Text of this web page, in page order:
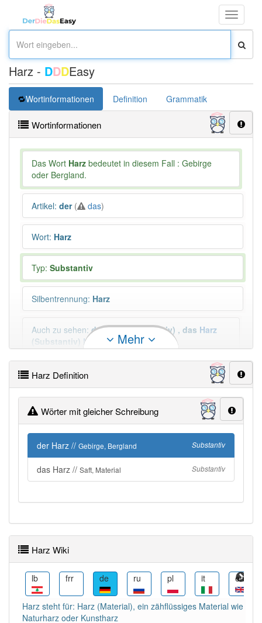
Toggle
Harz - DDDEasy
Wortinformationen Definition Grammatik
Wortinformationen
Das Wort Harz bedeutet in diesem Fall : Gebirge
oder Bergland.
Artikel: der ( das)
Wort: Harz
Typ: Substantiv
Silbentrennung: Harz
Auch zu sehen: derHarz(Substantiv) , das Harz
(Substantiv) Mehr
Plural :die Harze, —
Duden geprüft: Harz Duden
PowerIndex:2
Häufigkeit: 4 von 10
Wörter mit Endung-harz: 1
Artikel: 23
84% unserer Spielapp-Nutzer haben den Artikel
Mehr
Harz Definition
Wörter mit gleicher Schreibung
der Harz // Gebirge, Bergland Substantiv
das Harz // Saft, Material Substantiv
Harz Wiki
lb frr de ru pl it en
Harz steht für: Harz (Material), ein zähflüssiges Material wie
Naturharz oder Kunstharz